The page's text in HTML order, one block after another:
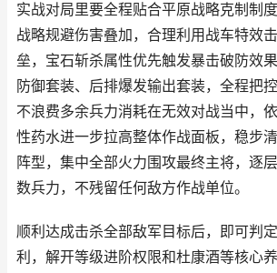
实战对局里要全程贴合平原战略克制制
战略规避伤害叠加，合理利用战车特效
垒，宝石斩杀属性优先触发暴击破防效
防御套装、后排爆发输出套装，全程把
不浪费多余兵力消耗在无效对战当中，
性药水进一步拉高整体作战面板，稳步
阵型，集中全部火力围攻最终主将，逐
数兵力，不残留任何敌方作战单位。
顺利达成击杀全部敌军目标后，即可判
利，解开等级进阶权限和杜康酒等核心